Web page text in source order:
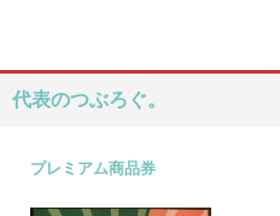
代表のつぶろぐ。
プレミアム商品券